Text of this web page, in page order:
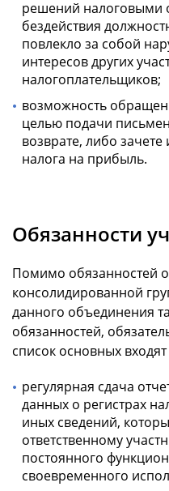
решений налоговыми
бездействия
повлекло за собой
интересов других
налогоплательщиков;
возможность
целью подачи
возврате, либо
налога на прибыль.
Обязанности
Помимо обязанностей
консолидированной
данного объединения
обязанностей,
список основных
регулярная сдача
данных о регистрах
иных сведений,
ответственному
постоянного
своевременного